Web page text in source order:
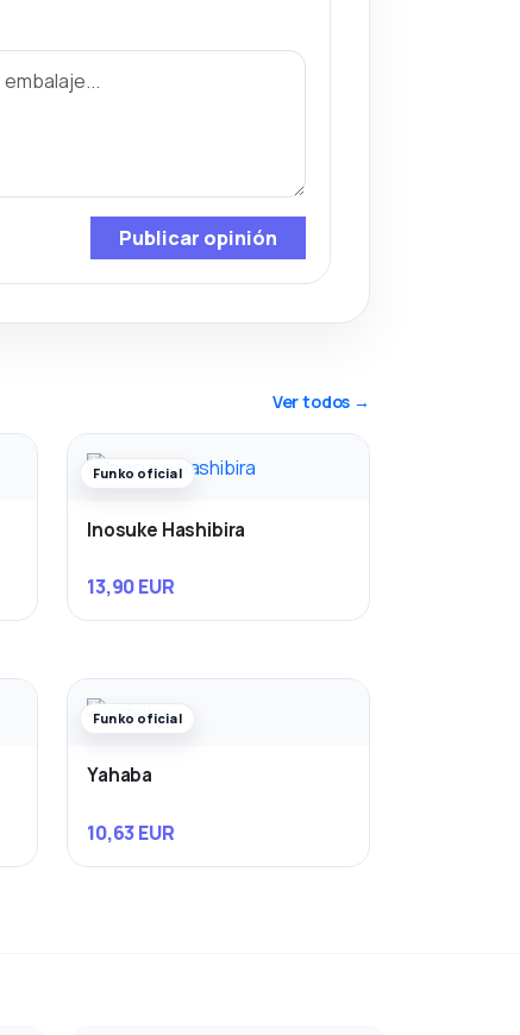
Publicar opinión
Ver todos →
Funko oficial
Inosuke Hashibira
13,90 EUR
Funko oficial
Yahaba
10,63 EUR